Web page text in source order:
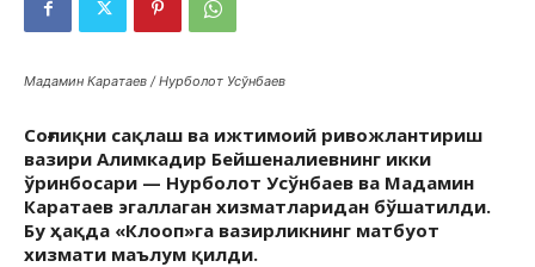
Мадамин Каратаев / Нурболот Усўнбаев
Соғлиқни сақлаш ва ижтимоий ривожлантириш
вазири Алимкадир Бейшеналиевнинг икки
ўринбосари — Нурболот Усўнбаев ва Мадамин
Каратаев эгаллаган хизматларидан бўшатилди.
Бу ҳақда «Клооп»га вазирликнинг матбуот
хизмати маълум қилди.